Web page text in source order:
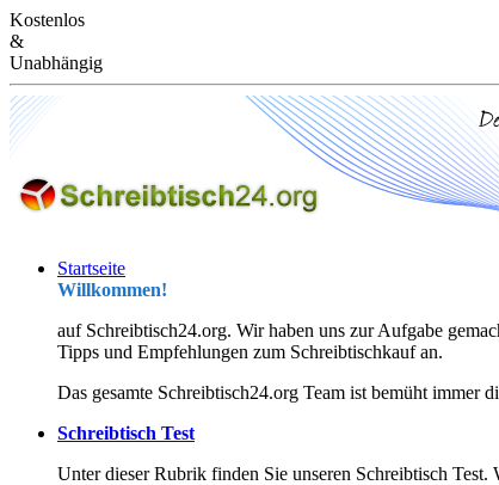
Kostenlos
&
Unabhängig
Startseite
Willkommen!
auf Schreibtisch24.org. Wir haben uns zur Aufgabe
Tipps und Empfehlungen zum Schreibtischkauf an.
Das gesamte Schreibtisch24.org Team ist bemüht immer
Schreibtisch Test
Unter dieser Rubrik finden Sie unseren Schreibtisch